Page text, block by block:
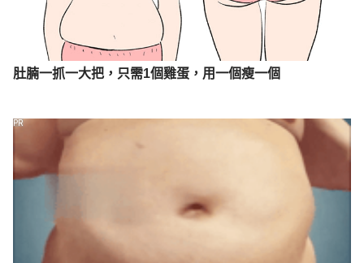
肚腩一抓一大把，只需1個雞蛋，用一個瘦一個
PR